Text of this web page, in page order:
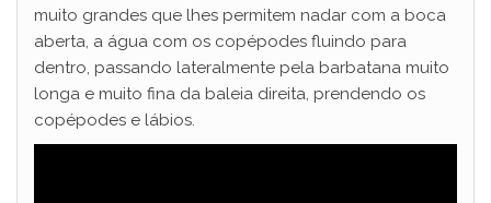
muito grandes que lhes permitem nadar com a boca
aberta, a água com os copépodes fluindo para
dentro, passando lateralmente pela barbatana muito
longa e muito fina da baleia direita, prendendo os
copépodes e lábios.